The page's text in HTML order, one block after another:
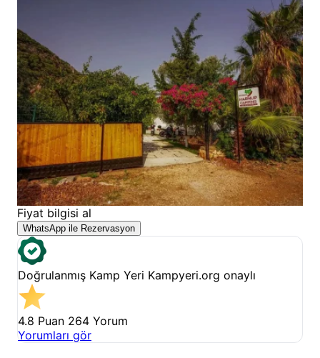
Fiyat bilgisi al
WhatsApp ile Rezervasyon
Doğrulanmış Kamp Yeri Kampyeri.org onaylı
4.8 Puan 264 Yorum
Yorumları gör